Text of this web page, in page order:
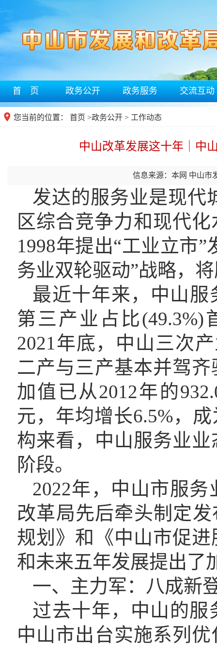
首 页 政务公开 政务服务 交流互动
您当前的位置： 首页 >政务公开 > 工作动态
中山改革发展这十年｜中
信息来源：本网 中山市
发达的服务业是现代
区综合竞争力和现代
1998年提出“工业立市
务业双轮驱动”战略，
最近十年来，中山服
第三产业占比
2021年底，中山三次
二产与三产基本并驾
加值已从2012年的
元，年均增长6.5%，
构来看，中山服务业
阶段。
2022年， 中山市服务
改革局先后牵头制定
规划》和《中山市促
和未来五年发展提出了
一、 主力军： 八成新
过去十年， 中山的服
中山市出台实施系列 优